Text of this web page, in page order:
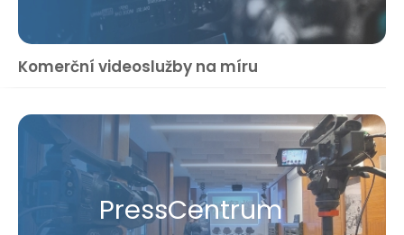
Komerční videoslužby na míru
Press​Centrum